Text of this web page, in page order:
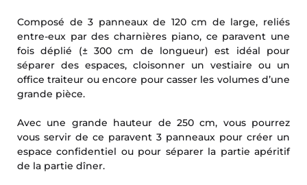
Composé de 3 panneaux de 120 cm de large, reliés
entre-eux par des charnières piano, ce paravent une
fois déplié (± 300 cm de longueur) est idéal pour
séparer des espaces, cloisonner un vestiaire ou un
office traiteur ou encore pour casser les volumes d’une
grande pièce.
Avec une grande hauteur de 250 cm, vous pourrez
vous servir de ce paravent 3 panneaux pour créer un
espace confidentiel ou pour séparer la partie apéritif
de la partie dîner.